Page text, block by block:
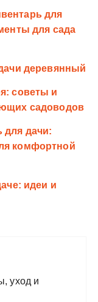
для
для сада
деревянный
советы и
садоводов
для дачи:
комфортной
идеи и
уход и